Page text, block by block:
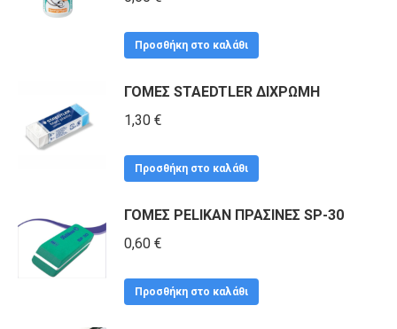
Προσθήκη στο καλάθι
ΓΟΜΕΣ STAEDTLER ΔΙΧΡΩΜΗ
1,30 €
Προσθήκη στο καλάθι
ΓΟΜΕΣ PELIKAN ΠΡΑΣΙΝΕΣ SP-30
0,60 €
Προσθήκη στο καλάθι